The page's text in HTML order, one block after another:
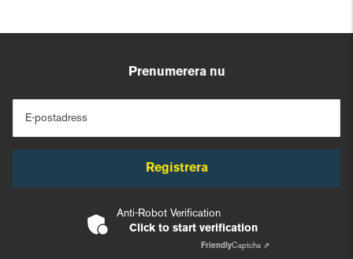
Prenumerera nu
E-postadress
Registrera
Anti-Robot Verification
Click to start verification
FriendlyCaptcha ⇗